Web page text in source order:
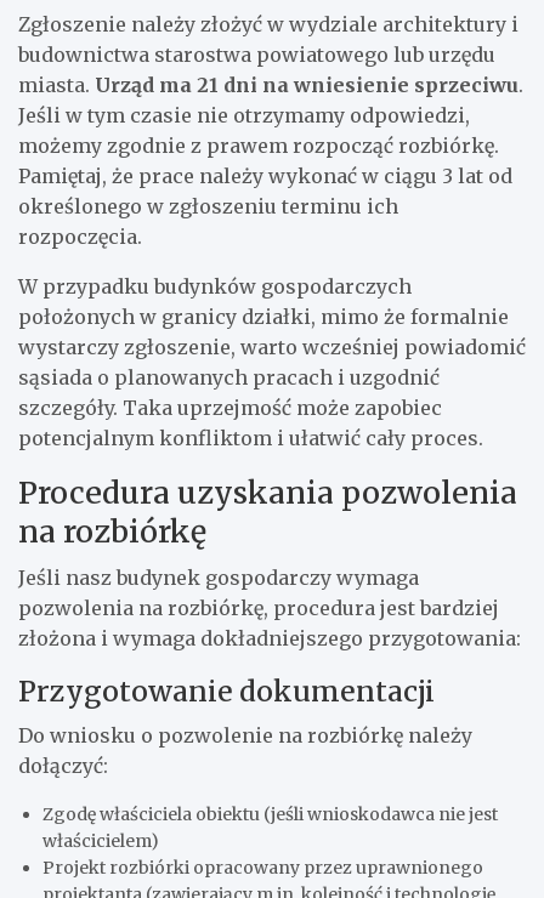
Zgłoszenie należy złożyć w wydziale architektury i
budownictwa starostwa powiatowego lub urzędu
miasta. Urząd ma 21 dni na wniesienie sprzeciwu.
Jeśli w tym czasie nie otrzymamy odpowiedzi,
możemy zgodnie z prawem rozpocząć rozbiórkę.
Pamiętaj, że prace należy wykonać w ciągu 3 lat od
określonego w zgłoszeniu terminu ich
rozpoczęcia.
W przypadku budynków gospodarczych
położonych w granicy działki, mimo że formalnie
wystarczy zgłoszenie, warto wcześniej powiadomić
sąsiada o planowanych pracach i uzgodnić
szczegóły. Taka uprzejmość może zapobiec
potencjalnym konfliktom i ułatwić cały proces.
Procedura uzyskania pozwolenia
na rozbiórkę
Jeśli nasz budynek gospodarczy wymaga
pozwolenia na rozbiórkę, procedura jest bardziej
złożona i wymaga dokładniejszego przygotowania:
Przygotowanie dokumentacji
Do wniosku o pozwolenie na rozbiórkę należy
dołączyć:
Zgodę właściciela obiektu (jeśli wnioskodawca nie jest
właścicielem)
Projekt rozbiórki opracowany przez uprawnionego